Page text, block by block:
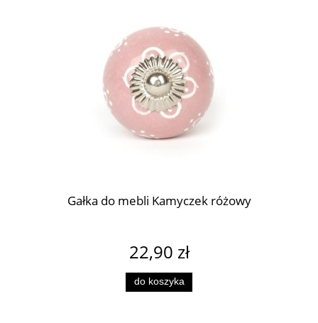
Gałka do mebli Kamyczek różowy
22,90 zł
do koszyka